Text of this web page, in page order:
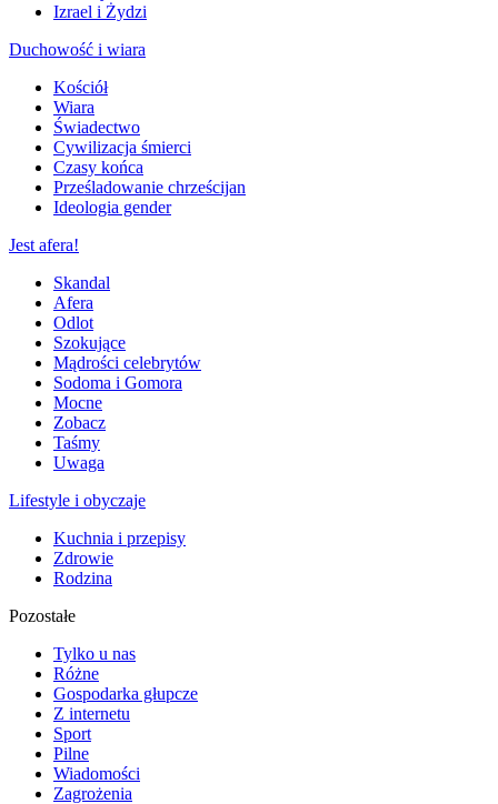
Izrael i Żydzi
Duchowość i wiara
Kościół
Wiara
Świadectwo
Cywilizacja śmierci
Czasy końca
Prześladowanie chrześcijan
Ideologia gender
Jest afera!
Skandal
Afera
Odlot
Szokujące
Mądrości celebrytów
Sodoma i Gomora
Mocne
Zobacz
Taśmy
Uwaga
Lifestyle i obyczaje
Kuchnia i przepisy
Zdrowie
Rodzina
Pozostałe
Tylko u nas
Różne
Gospodarka głupcze
Z internetu
Sport
Pilne
Wiadomości
Zagrożenia